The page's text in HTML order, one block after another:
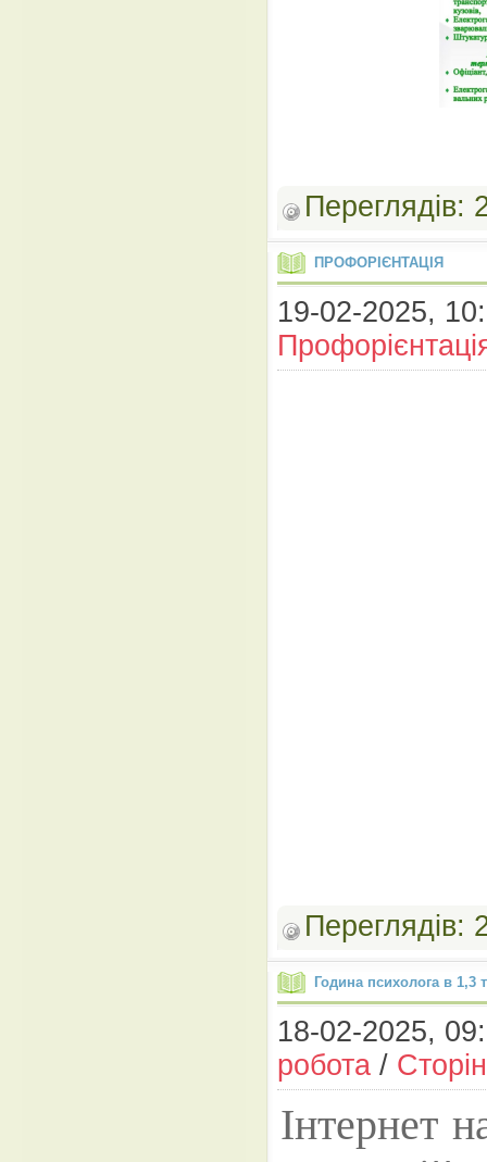
ПРОФОРІЄНТАЦІЯ
19-02-2025,
Година психолога в 1,3
18-02-2025,
робота /
Інтернет